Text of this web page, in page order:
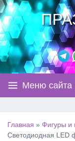
Меню сайта
Главная » Фигуры и
Светодиодная LED